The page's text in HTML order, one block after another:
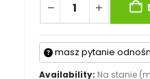
masz pytanie
Availability: Na stanie